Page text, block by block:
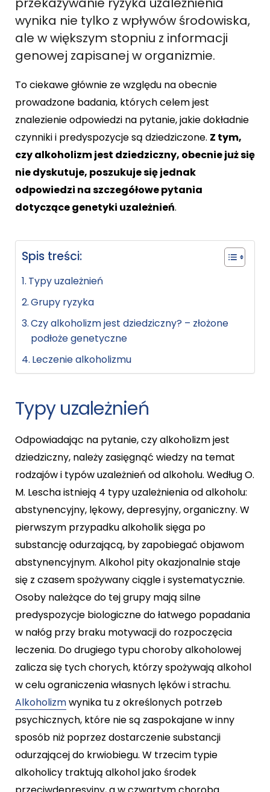
wynika nie tylko z wpływów środowiska,
ale w większym stopniu z informacji
genowej zapisanej w organizmie.
To ciekawe głównie ze względu na obecnie
prowadzone badania, których celem jest
znalezienie odpowiedzi na pytanie, jakie dokładnie
czynniki i predyspozycje są dziedziczone. Z tym,
czy alkoholizm jest dziedziczny, obecnie już się
nie dyskutuje, poszukuje się jednak
odpowiedzi na szczegółowe pytania
dotyczące genetyki uzależnień.
Spis treści:
Typy uzależnień
Grupy ryzyka
Czy alkoholizm jest dziedziczny? – złożone
podłoże genetyczne
Leczenie alkoholizmu
Typy uzależnień
Odpowiadając na pytanie, czy alkoholizm jest
dziedziczny, należy zasięgnąć wiedzy na temat
rodzajów i typów uzależnień od alkoholu. Według O.
M. Lescha istnieją 4 typy uzależnienia od alkoholu:
abstynencyjny, lękowy, depresyjny, organiczny. W
pierwszym przypadku alkoholik sięga po
substancję odurzającą, by zapobiegać objawom
abstynencyjnym. Alkohol pity okazjonalnie staje
się z czasem spożywany ciągle i systematycznie.
Osoby należące do tej grupy mają silne
predyspozycje biologiczne do łatwego popadania
w nałóg przy braku motywacji do rozpoczęcia
leczenia. Do drugiego typu choroby alkoholowej
zalicza się tych chorych, którzy spożywają alkohol
w celu ograniczenia własnych lęków i strachu.
Alkoholizmwynika tu z określonych potrzeb
psychicznych, które nie są zaspokajane w inny
sposób niż poprzez dostarczenie substancji
odurzającej do krwiobiegu. W trzecim typie
alkoholicy traktują alkohol jako środek